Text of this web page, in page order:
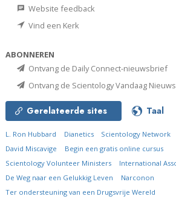
Website feedback
Vind een Kerk
ABONNEREN
Ontvang de Daily Connect-nieuwsbrief
Ontvang de Scientology Vandaag
Gerelateerde sites Taal
L. Ron Hubbard Dianetics Scientology Network
David Miscavige
Begin een gratis online cursus
Scientology Volunteer Ministers
International
De Weg naar een Gelukkig Leven
Narconon
Ter ondersteuning van een Drugsvrije Wereld